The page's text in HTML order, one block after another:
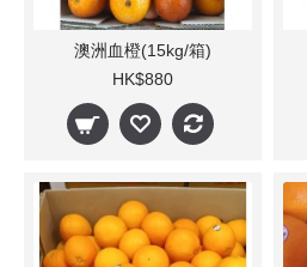
澳洲血橙(15kg/箱)
HK$880